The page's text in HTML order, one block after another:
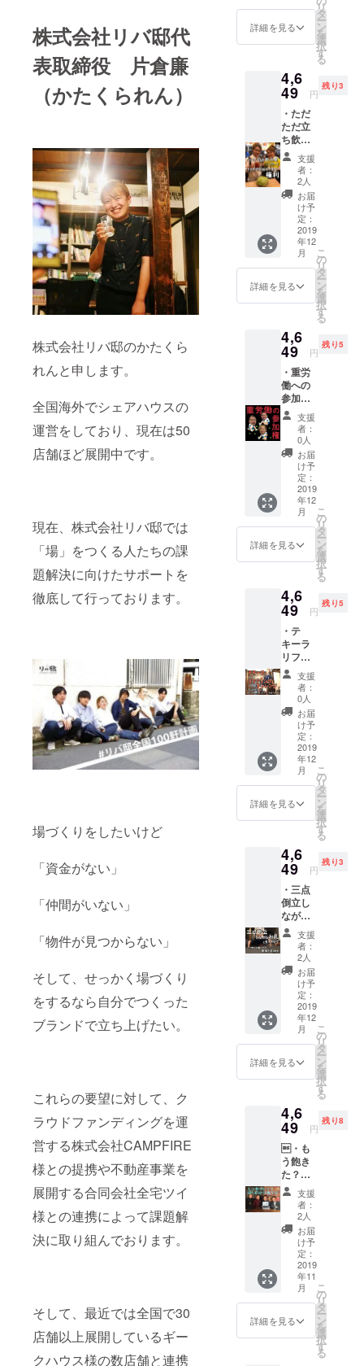
株式会社リバ邸代
表取締役 片倉廉
（かたくられん）
株式会社リバ邸のかたくら
れんと申します。
全国海外でシェアハウスの
運営をしており、現在は50
店舗ほど展開中です。
現在、株式会社リバ邸では
「場」をつくる人たちの課
題解決に向けたサポートを
徹底して行っております。
場づくりをしたいけど
「資金がない」
「仲間がいない」
「物件が見つからない」
そして、せっかく場づくり
をするなら自分でつくった
ブランドで立ち上げたい。
これらの要望に対して、ク
ラウドファンディングを運
営する株式会社CAMPFIRE
様との提携や不動産事業を
展開する合同会社全宅ツイ
様との連携によって課題解
決に取り組んでおります。
そして、最近では全国で30
店舗以上展開しているギー
クハウス様の数店舗と連携
す。)
たるさ
んが出
てくれ
ます。
とにか
く苦い
野菜を
厳選し
てくれ
ます。
(現地ま
での交
通費は
自己負
担でお
願いし
ます)
るっこ
を運営
するあ
りささ
こ
う！】
比嘉、
かたく
ら、あ
りささ
んと一
緒に
キャベ
ツと
キャベ
ツの間
をキャ
ベツを
持って5
往復で
きま
(2020年
でで日
程を合
わせて
行いま
す。場
所は
代々木
公園で
す。現
地まで
の交通
費は自
己負担
でお願
いしま
す。)
詳細を見る
リ
タ
ー
ン
を
選
択
す
る
4,6
49 円
残り3
・ただ
ただ立
ち飲み
屋に
行って
中２の
時の話
をでき
る権
利。
【比
嘉、か
たくら
と飲み
に行け
る権】
てくれ
た人み
んなで
シンプ
ルに飲
みに行
きま
しょ
う。そ
して中2
の時の
話をし
ながら
楽しみ
ましょ
う卍
（未成
現地ま
での交
通費は
自己負
担、当
日の飲
食代は
割り勘
でお願
いしま
す。）
支援
者：
2人
お届
け予
定：
2019
年12
月
詳細を見る
こ
の
リ
タ
ー
ン
を
選
択
す
る
4,6
49 円
残り5
・重労
働への
参加
権。お
礼はし
ません
が終
わった
ら健康
ランド
に行き
ます。
【重労
働への
参加
権】 草
や荷物
を運ぶ
お手伝
いをし
てもら
いま
す。一
仕事終
えた
ら、支
援して
くれた
人で健
康ラン
ドに
行って
温泉や
ましょ
う。仕
事終わ
りは気
持ちい
いです
よ。
（所要
時間は
１時
間、場
所は本
郷三丁
目駅集
合、現
地への
交通費
己負担
でお願
いしま
す。）
支援
者：
0人
お届
け予
定：
2019
年12
月
詳細を見る
こ
の
リ
タ
ー
ン
を
選
択
す
る
4,6
49 円
残り5
・テ
キーラ
リフ
ティン
グチャ
レンジ
をする
かと思
いきや
ピーマ
ンを食
べま
す。
【テ
キーラ
を飲ん
リフ
ティン
グでき
る
の！？
】 お酒
とサッ
カーが
大好き
な比嘉
が、テ
キーラ
を飲ん
でから
リフ
ティン
グ100回
やテ
キーラ
は飲ま
ずにあ
なたの
目の前
でピー
マンを
食べま
す。
（所要
時間は
１分、
交通費
は自己
負担で
お願い
支援
者：
0人
お届
け予
定：
2019
年12
月
詳細を見る
こ
の
リ
タ
ー
ン
を
選
択
す
る
4,6
49 円
残り3
・三点
倒立し
ながら
お礼を
言うか
と思い
きや
ピーマ
ンを食
べま
す。
【三点
倒立し
ながら
お
礼！？
の三点
倒立を
しなが
ら支援
してく
れて方
にお礼
を言う
動画を
送ると
思いき
や、
ピーマ
ンを食
べてい
る動画
を送り
支援
者：
2人
お届
け予
定：
2019
年12
月
詳細を見る
こ
の
リ
タ
ー
ン
を
選
択
す
る
4,6
49 円
残り8
・も
う飽き
た？ぼ
りのか
らあげ
会 【ぼ
りさん
がから
あげを
揚げて
くれる
パー
ティー
参加
券】 も
う飽き
支援
者：
2人
お届
け予
定：
2019
年11
月
詳細を見る
こ
の
リ
タ
ー
ン
を
選
択
す
る